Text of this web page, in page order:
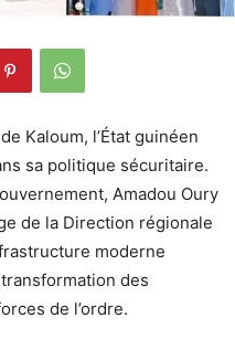
Kaloum, l’État guinéen
sa politique sécuritaire.
Amadou Oury
de la Direction régionale
moderne
des
de l’ordre.